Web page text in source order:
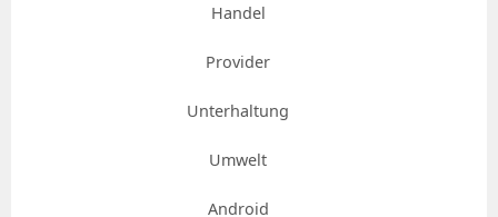
Handel
Provider
Unterhaltung
Umwelt
Android